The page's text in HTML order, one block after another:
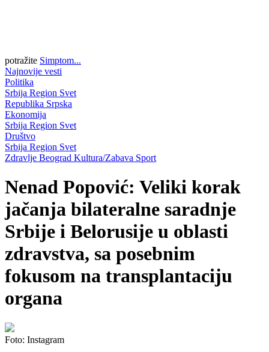
potražite Simptom...
Najnovije vesti
Politika
Srbija Region Svet
Republika Srpska
Ekonomija
Srbija Region Svet
Društvo
Srbija Region Svet
Zdravlje Beograd Kultura/Zabava Sport
Nenad Popović: Veliki korak
jačanja bilateralne saradnje
Srbije i Belorusije u oblasti
zdravstva, sa posebnim
fokusom na transplantaciju
organa
Foto: Instagram